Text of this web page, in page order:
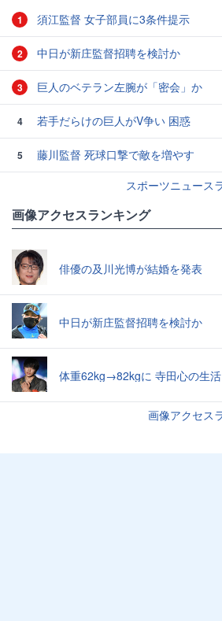
1 須江監督 女子部員に3条件提示
2 中日が新庄監督招聘を検討か
3 巨人のベテラン左腕が「密会」か
4 若手だらけの巨人がV争い 困惑
5
藤川監督 死球口撃で敵を増やす
スポーツニュース
画像アクセスランキング
俳優の及川光博が結婚を発表
中日が新庄監督招聘を検討か
体重62kg→82kgに 寺田心の生活
画像アクセス